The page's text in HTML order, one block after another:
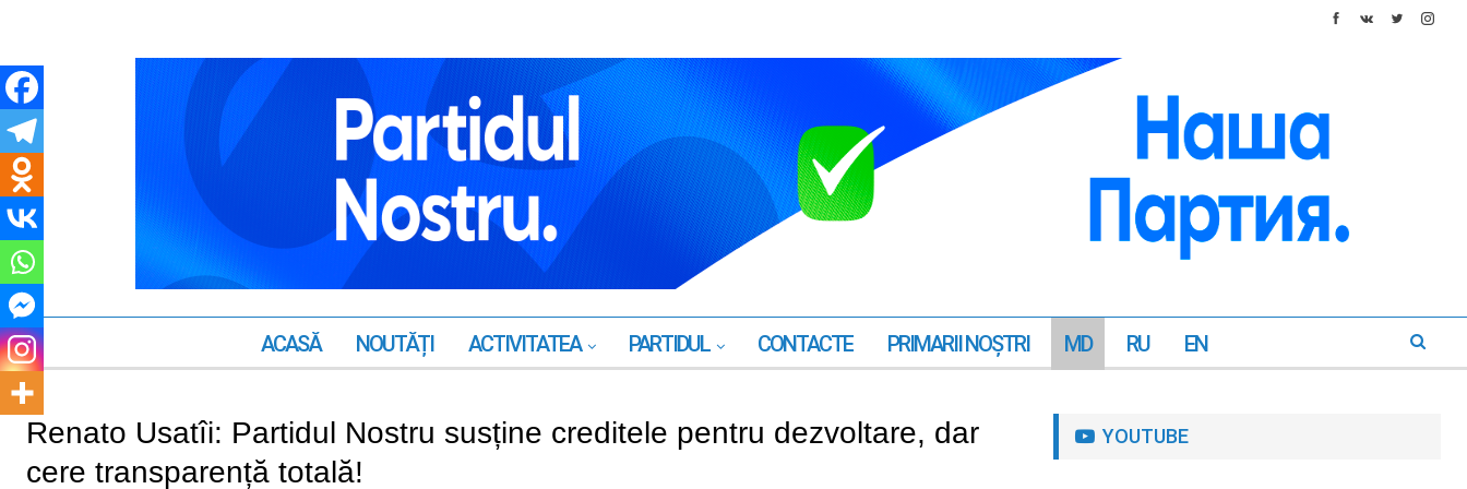
ACASĂ NOUTĂȚI ACTIVITATEA PARTIDUL CONTACTE PRIMARII NOŞTRI MD RU EN
Renato Usatîi: Partidul Nostru susține creditele pentru dezvoltare, dar
cere transparență totală!
YOUTUBE